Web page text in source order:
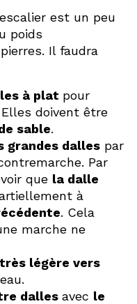
est un peu
poids
Il faudra
à plat pour
Elles doivent être
sable.
grandes dalles par
Par
que la dalle
à
. Cela
marche ne
légère vers
dalles avec le